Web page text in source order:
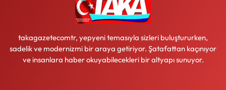
takagazetecomtr, yepyeni temasıyla sizleri buluştururken,
sadelik ve modernizmi bir araya getiriyor. Şatafattan kaçınıyor
ve insanlara haber okuyabilecekleri bir altyapı sunuyor.